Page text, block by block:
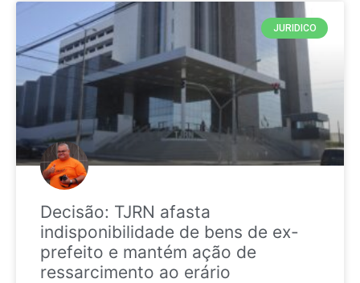
JURIDICO
Decisão: TJRN afasta
indisponibilidade de bens de ex-
prefeito e mantém ação de
ressarcimento ao erário